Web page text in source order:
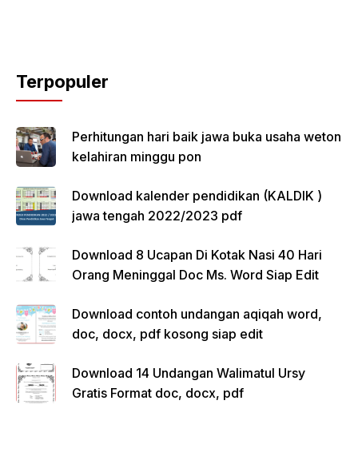
Terpopuler
Perhitungan hari baik jawa buka usaha weton
kelahiran minggu pon
Download kalender pendidikan (KALDIK )
jawa tengah 2022/2023 pdf
Download 8 Ucapan Di Kotak Nasi 40 Hari
Orang Meninggal Doc Ms. Word Siap Edit
Download contoh undangan aqiqah word,
doc, docx, pdf kosong siap edit
Download 14 Undangan Walimatul Ursy
Gratis Format doc, docx, pdf